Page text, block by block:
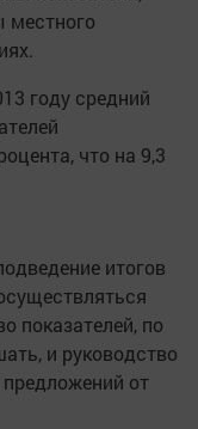
местного
году средний
что на 9,3
итогов
показателей, по
и руководство
от